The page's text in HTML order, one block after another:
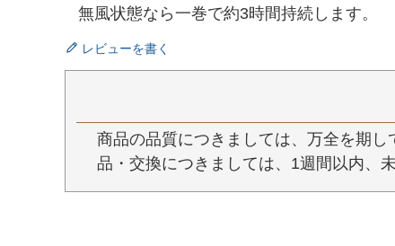
無風状態なら一巻で約3時間持続します。
レビューを書く
商品の品質につきましては、万全を期
品・交換につきましては、1週間以内、